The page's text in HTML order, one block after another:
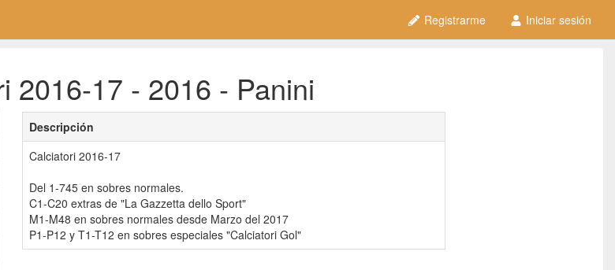
Registrarme Iniciar sesión
2016-17 - 2016 - Panini
Descripción
Calciatori 2016-17
Del 1-745 en sobres normales.
C1-C20 extras de "La Gazzetta dello Sport"
M1-M48 en sobres normales desde Marzo del 2017
P1-P12 y T1-T12 en sobres especiales "Calciatori Gol"